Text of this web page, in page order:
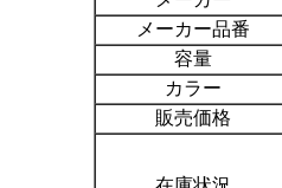
メーカー品番
容量
カラー
販売価格